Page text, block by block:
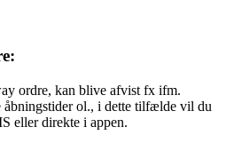
ordre, kan blive afvist fx ifm.
åbningstider ol., i dette tilfælde vil du
eller direkte i appen.